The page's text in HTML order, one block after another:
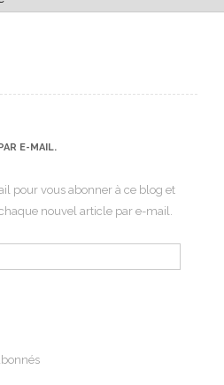
E-MAIL.
pour vous abonner à ce blog et
nouvel article par e-mail.